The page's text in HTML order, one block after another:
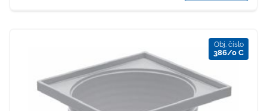
Obj. číslo
386/0 C